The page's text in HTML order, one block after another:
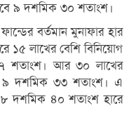
৯ দশমিক ৩০ শতাংশ।
বর্তমান মুনাফার হার
১৫ লাখের বেশি বিনিয়োগ
শতাংশ। আর ৩০ লাখের
৯ দশমিক ৩৩ শতাংশ। এ
৮ দশমিক ৪০ শতাংশ হারে